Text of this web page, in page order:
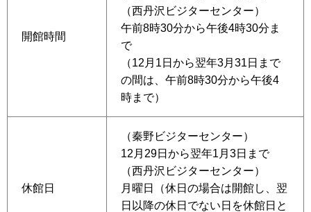
開館時間
（西丹沢ビジターセンター）
午前8時30分から午後4時30分ま
で
（12月1日から翌年3月31日まで
の間は、午前8時30分から午後4
時まで）
休館日
（秦野ビジターセンター）
12月29日から翌年1月3日まで
（西丹沢ビジターセンター）
月曜日（休日の場合は開館し、翌
日以降の休日でない日を休館日と